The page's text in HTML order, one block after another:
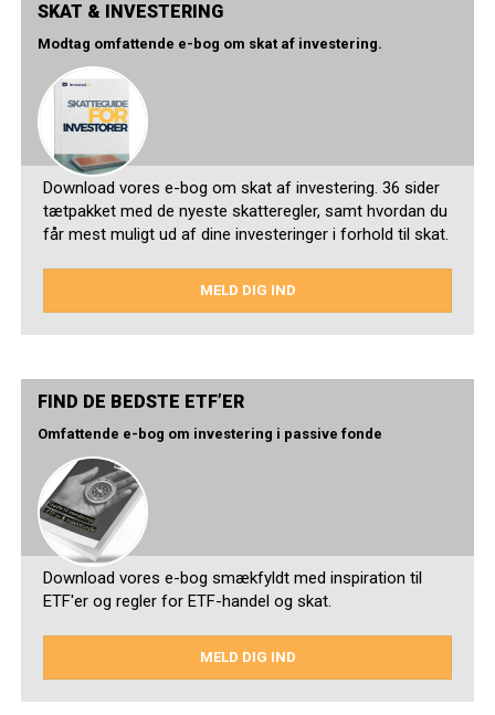
SKAT & INVESTERING
Modtag omfattende e-bog om skat af investering.
Download vores e-bog om skat af investering. 36 sider
tætpakket med de nyeste skatteregler, samt hvordan du
får mest muligt ud af dine investeringer i forhold til skat.
MELD DIG IND
FIND DE BEDSTE ETF’ER
Omfattende e-bog om investering i passive fonde
Download vores e-bog smækfyldt med inspiration til
ETF'er og regler for ETF-handel og skat.
MELD DIG IND